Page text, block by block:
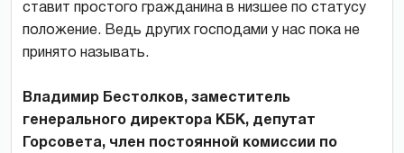
ставит простого гражданина в низшее по статусу
положение. Ведь других господами у нас пока не
принято называть.
Владимир Бестолков, заместитель
генерального директора КБК, депутат
Горсовета, член постоянной комиссии по